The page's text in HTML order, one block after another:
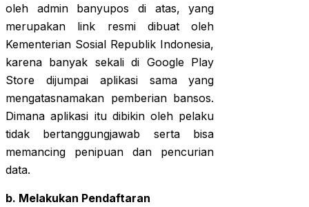
oleh admin banyupos di atas, yang
merupakan link resmi dibuat oleh
Kementerian Sosial Republik Indonesia,
karena banyak sekali di Google Play
Store dijumpai aplikasi sama yang
mengatasnamakan pemberian bansos.
Dimana aplikasi itu dibikin oleh pelaku
tidak bertanggungjawab serta bisa
memancing penipuan dan pencurian
data.
b. Melakukan Pendaftaran